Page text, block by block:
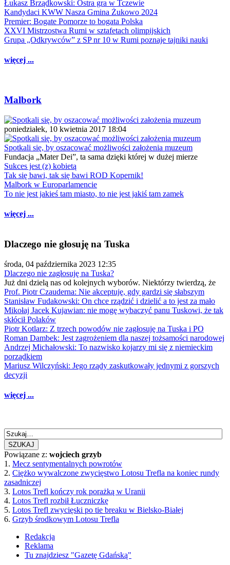
Łukasz Brządkowski: Ostra gra w Tczewie
Kandydaci KWW Nasza Gmina Żukowo 2024
Premier: Bogate Pomorze to bogata Polska
XXVI Mistrzostwa Rumi w sztafetach olimpijskich
Grupa „Odkrywców” z SP nr 10 w Rumi poznaje tajniki nauki
więcej ...
Malbork
poniedziałek, 10 kwietnia 2017 18:04
Spotkali się, by oszacować możliwości założenia muzeum
Fundacja „Mater Dei”, ta sama dzięki której w dużej mierze
Sukces jest (z) kobietą
Tak się bawi, tak się bawi ROD Kopernik!
Malbork w Europarlamencie
To nie jest jakieś tam miasto, to nie jest jakiś tam zamek
więcej ...
Dlaczego nie głosuję na Tuska
środa, 04 października 2023 12:35
Dlaczego nie zagłosuję na Tuska?
Już dni dzielą nas od kolejnych wyborów. Niektórzy twierdzą, że
Prof. Piotr Czauderna: Nie akceptuję, gdy gardzi się słabszym
Stanisław Fudakowski: On chce rządzić i dzielić a to jest za mało
Mikołaj Jacek Kujawian: nie mogę wybaczyć panu Tuskowi, że tak
skłócił Polaków
Piotr Kotlarz: Z trzech powodów nie zagłosuję na Tuska i PO
Roman Dambek: Jest zagrożeniem dla naszej tożsamości narodowej
Andrzej Michałowski: To nazwisko kojarzy mi się z niemieckim
porządkiem
Mariusz Wilczyński: Jego rządy zaskutkowały jednymi z gorszych
decyzji
więcej ...
SZUKAJ
Powiązane z: wojciech grzyb
1. Mecz sentymentalnych powrotów
2. Ciężko wywalczone zwycięstwo Lotosu Trefla na koniec rundy
zasadniczej
3. Lotos Trefl kończy rok porażką w Uranii
4. Lotos Trefl rozbił Łuczniczkę
5. Lotos Trefl zwycięski po tie breaku w Bielsko-Białej
6. Grzyb środkowym Lotosu Trefla
Redakcja
Reklama
Tu znajdziesz "Gazetę Gdańską"